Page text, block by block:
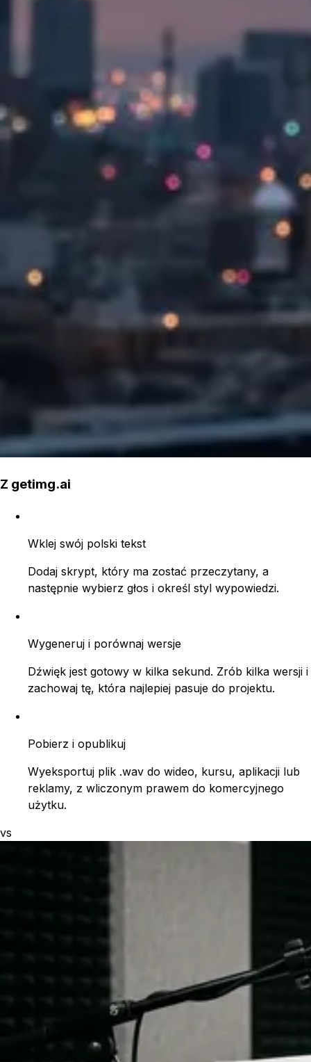
Z getimg.ai
Wklej swój polski tekst
Dodaj skrypt, który ma zostać przeczytany, a
następnie wybierz głos i określ styl wypowiedzi.
Wygeneruj i porównaj wersje
Dźwięk jest gotowy w kilka sekund. Zrób kilka wersji i
zachowaj tę, która najlepiej pasuje do projektu.
Pobierz i opublikuj
Wyeksportuj plik .wav do wideo, kursu, aplikacji lub
reklamy, z wliczonym prawem do komercyjnego
użytku.
vs